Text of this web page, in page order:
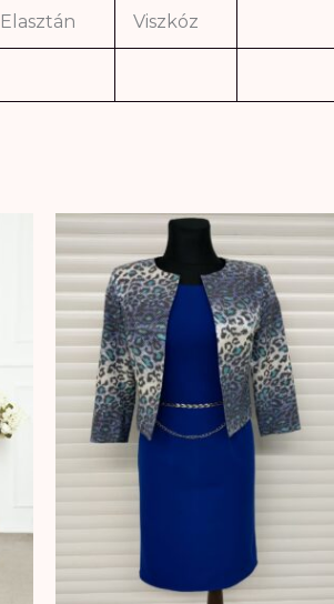
Elasztán Viszkóz